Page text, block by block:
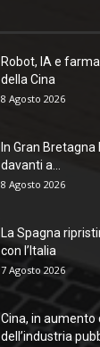
Robot, IA e
della Cina
8 Agosto 2026
In Gran
davanti a...
8 Agosto 2026
La Spagna
con l’Italia
7 Agosto 2026
Cina, in aumento
dell’industria